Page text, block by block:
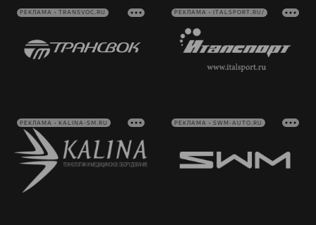
РЕКЛАМА • TRANSVOC.RU РЕКЛАМА • ITALSPORT.RU/
РЕКЛАМА • KALINA-SM.RU РЕКЛАМА • SWM-AUTO.RU